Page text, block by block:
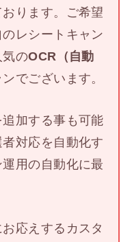
ります。ご希望
レシートキャン
気のOCR（自動
でございます。
加する事も可能
対応を自動化す
用の自動化に最
応えするカスタ